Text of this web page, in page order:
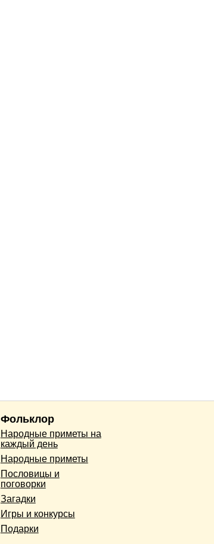
Фольклор
Народные приметы на
каждый день
Народные приметы
Пословицы и
поговорки
Загадки
Игры и конкурсы
Подарки